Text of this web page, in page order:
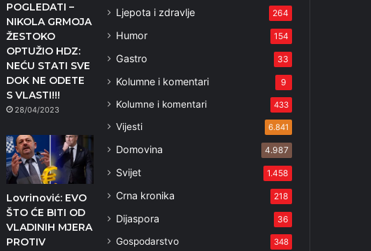
POGLEDATI –
NIKOLA GRMOJA
ŽESTOKO
OPTUŽIO HDZ:
NEĆU STATI SVE
DOK NE ODETE
S VLASTI!!!
28/04/2023
Lovrinović: EVO
ŠTO ĆE BITI OD
VLADINIH MJERA
PROTIV
Ljepota i zdravlje 264
Humor 154
Gastro 33
Kolumne i komentari 9
Kolumne i komentari 433
Vijesti 6.841
Domovina 4.987
Svijet 1.458
Crna kronika 218
Dijaspora 36
Gospodarstvo 348